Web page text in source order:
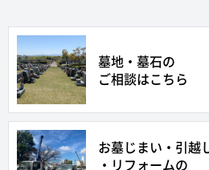
墓地・墓石の
ご相談はこちら
お墓じまい・引越
・リフォームの